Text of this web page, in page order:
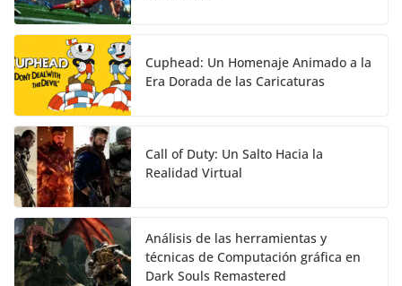
Cuphead: Un Homenaje Animado a la
Era Dorada de las Caricaturas
Call of Duty: Un Salto Hacia la
Realidad Virtual
Análisis de las herramientas y
técnicas de Computación gráfica en
Dark Souls Remastered